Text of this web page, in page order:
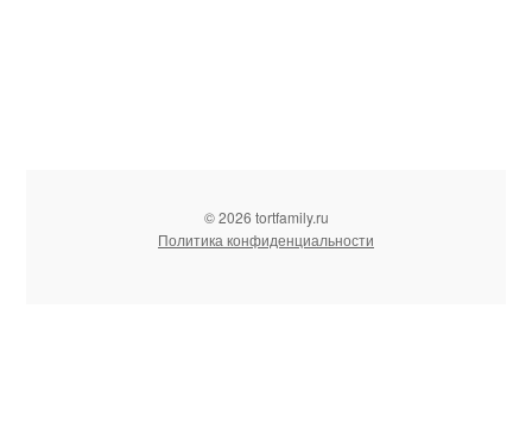
© 2026 tortfamily.ru
Политика конфиденциальности